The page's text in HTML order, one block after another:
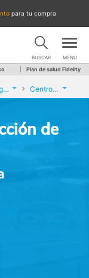
para tu compra
BUSCAR MENU
Plan de salud Fidelity
Radiografía. Una proyección de columna dorsal-lumbar Centro Médico Compostela
de